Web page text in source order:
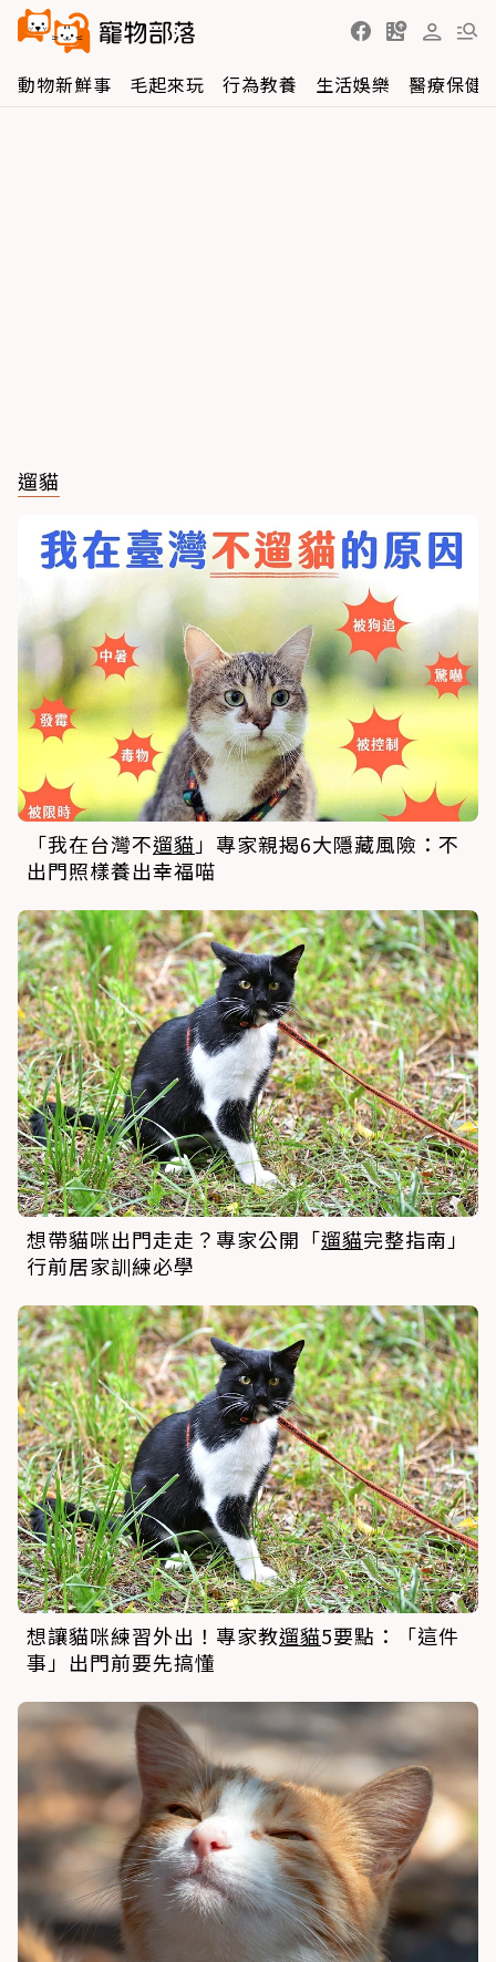
動物新鮮事 毛起來玩 行為教養 生活娛樂 醫療保健
遛貓
「我在台灣不遛貓」專家親揭6大隱藏風險：不
出門照樣養出幸福喵
想帶貓咪出門走走？專家公開「遛貓完整指南」
行前居家訓練必學
想讓貓咪練習外出！專家教遛貓5要點：「這件
事」出門前要先搞懂